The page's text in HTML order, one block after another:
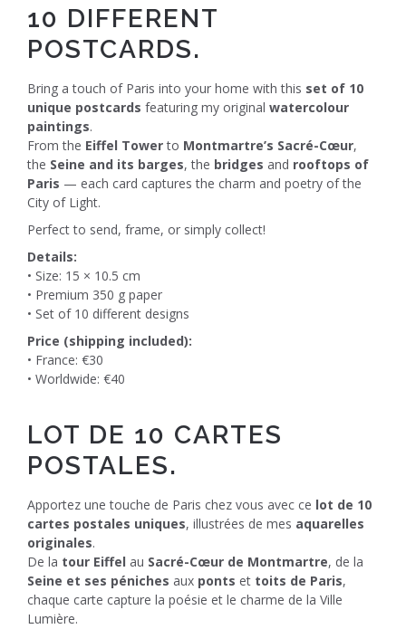
10 DIFFERENT
POSTCARDS.
Bring a touch of Paris into your home with this set of 10
unique postcards featuring my original watercolour
paintings.
From the Eiffel Towerto Montmartre’s Sacré-Cœur,
the Seine and its barges, the bridges and rooftops of
Paris — each card captures the charm and poetry of the
City of Light.
Perfect to send, frame, or simply collect!
Details:
• Size: 15 × 10.5 cm
• Premium 350 g paper
• Set of 10 different designs
Price (shipping included):
• France: €30
• Worldwide: €40
LOT DE 10 CARTES
POSTALES.
Apportez une touche de Paris chez vous avec ce lot de 10
cartes postales uniques, illustrées de mes aquarelles
originales.
De la tour Eiffel au Sacré-Cœur de Montmartre, de la
Seine et ses péniches aux ponts et toits de Paris,
chaque carte capture la poésie et le charme de la Ville
Lumière.